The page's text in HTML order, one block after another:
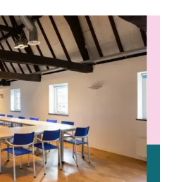
50 personen tot 60 personen